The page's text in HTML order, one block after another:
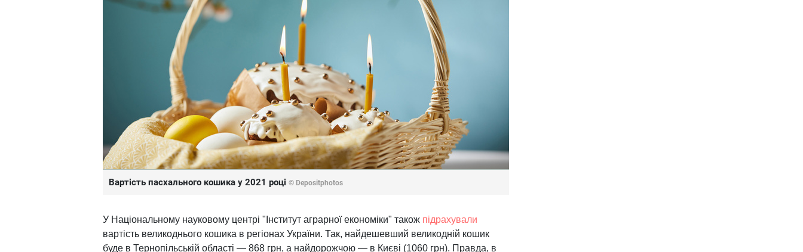
Вартість пасхального кошика у 2021 році © Depositphotos
У Національному науковому центрі "Інститут аграрної економіки" також підрахували
вартість великоднього кошика в регіонах України. Так, найдешевший великодній кошик
буде в Тернопільській області — 868 грн, а найдорожчою — в Києві (1060 грн). Правда, в